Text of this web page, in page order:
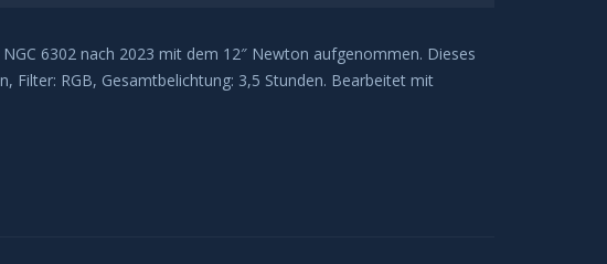
6302 nach 2023 mit dem 12″ Newton aufgenommen. Dieses
Filter: RGB, Gesamtbelichtung: 3,5 Stunden. Bearbeitet mit